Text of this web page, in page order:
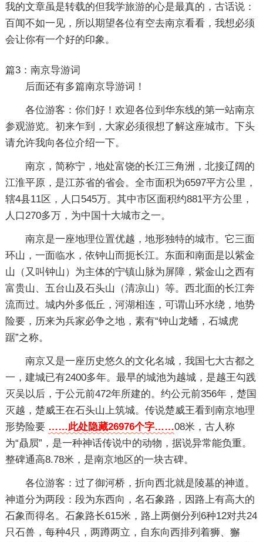
我的文章虽是转载的但我学旅游的心是最真的，古话说：
百闻不如一见，所以期望各位有空去南京看看，我想必须
会让你有一个好的印象。
篇3：南京导游词
后面还有多篇南京导游词！
各位游客：你们好！欢迎各位到华东线的第一站南京
参观游览。初来乍到，大家必须很想了解这座城市。下头
请允许我向各位介绍一下。
南京，简称宁，地处富饶的长江三角洲，北接辽阔的
江淮平原，是江苏省的省会。全市面积为6597平方公里，
辖4县11区，人口545万。其中市区面积约881平方公里，
人口270多万，为中国十大城市之一。
南京是一座地理位置优越，地形独特的城市。它三面
环山，一面临水，依钟山而扼长江。东面和南面是以紫金
山（又叫钟山）为主体的宁镇山脉为屏障，紫金山之西有
富贵山、五台山及石头山（清凉山）等。西北面的长江奔
流而过。城内外多低丘，河湖相连，可谓山环水绕，地势
险要，历来为兵家必争之地，素有“钟山龙蟠，石城虎
踞”之称。
南京又是一座历史悠久的文化名城，我国七大古都之
一，建城已有2400多年。最早的城池为越城，是越王勾践
灭吴以后，于公元前472年所建的。约公元前356年，楚国
灭越，楚威王在石头山上筑城。传说楚威王看到南京地理
形势险要 ……此处隐藏26976个字……08米，古人称
为“贔屃”，是一种神话传说中的动物，据说异常能负重。
整碑通高8.78米，是南京地区的一块古碑。
各位游客：过了御河桥，折向西北就是陵墓的神道。
神道分为两段：段为东西向，名石象路，因路上有高大的
石象而得名。石象路长615米，路上两侧分列6种12对共24
只石兽，每种4只，两蹲两立，自东向西排列着狮、獬